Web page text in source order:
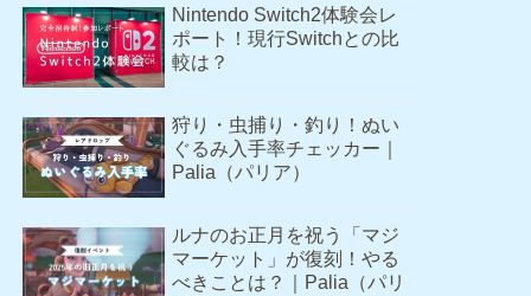
Nintendo Switch2体験会レ
ポート！現行Switchとの比
較は？
狩り・虫捕り・釣り！ぬい
ぐるみ入手率チェッカー｜
Palia（パリア）
ルナのお正月を祝う「マジ
マーケット」が復刻！やる
べきことは？｜Palia（パリ